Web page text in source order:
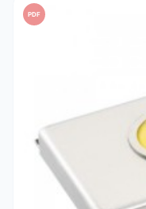
PDF